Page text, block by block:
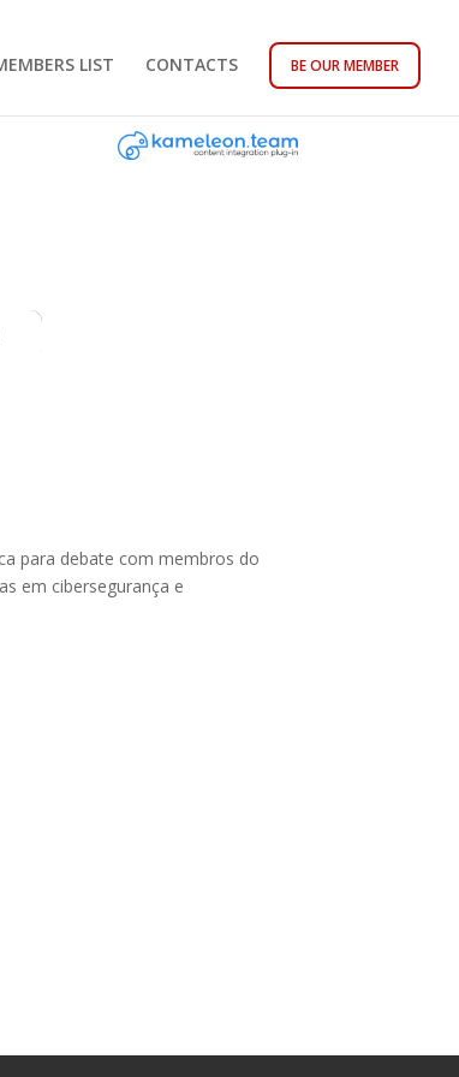
LIST CONTACTS BE OUR MEMBER
para debate com membros do
em cibersegurança e